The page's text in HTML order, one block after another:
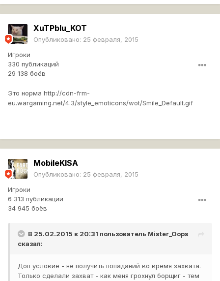
XuTPblu_KOT
Опубликовано: 25 февраля, 2015
Игроки
330 публикаций
29 138 боёв
Это норма http://cdn-frm-
eu.wargaming.net/4.3/style_emoticons/wot/Smile_Default.gif
MobileKlSA
Опубликовано: 25 февраля, 2015
Игроки
6 313 публикации
34 945 боёв
В 25.02.2015 в 20:31 пользователь Mister_Oops
сказал:
Доп условие - не получить попаданий во время захвата.
Только сделали захват - как меня грохнул борщиг - тем